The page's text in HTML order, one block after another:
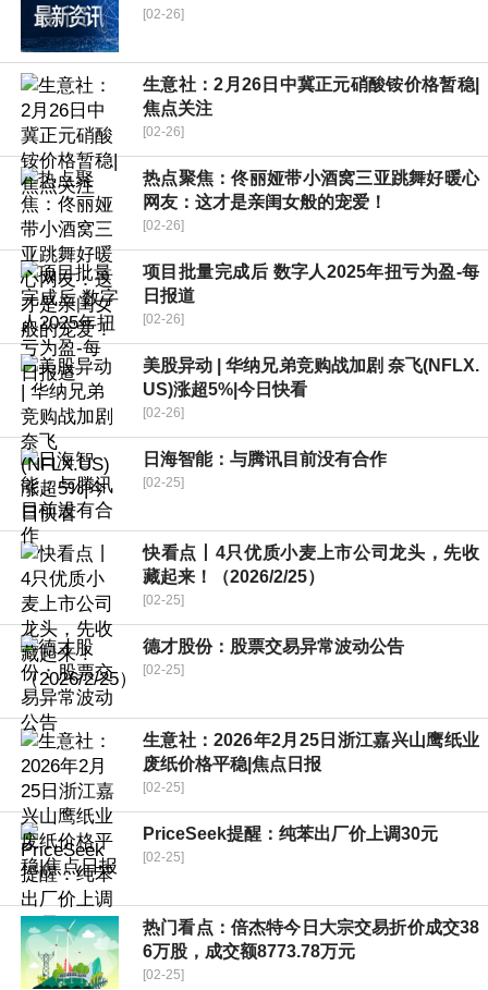
[02-26]
生意社：2月26日中冀正元硝酸铵价格暂稳|
焦点关注
[02-26]
热点聚焦：佟丽娅带小酒窝三亚跳舞好暖心
网友：这才是亲闺女般的宠爱！
[02-26]
项目批量完成后 数字人2025年扭亏为盈-每
日报道
[02-26]
美股异动 | 华纳兄弟竞购战加剧 奈飞(NFLX.
US)涨超5%|今日快看
[02-26]
日海智能：与腾讯目前没有合作
[02-25]
快看点丨4只优质小麦上市公司龙头，先收
藏起来！（2026/2/25）
[02-25]
德才股份：股票交易异常波动公告
[02-25]
生意社：2026年2月25日浙江嘉兴山鹰纸业
废纸价格平稳|焦点日报
[02-25]
PriceSeek提醒：纯苯出厂价上调30元
[02-25]
热门看点：倍杰特今日大宗交易折价成交38
6万股，成交额8773.78万元
[02-25]